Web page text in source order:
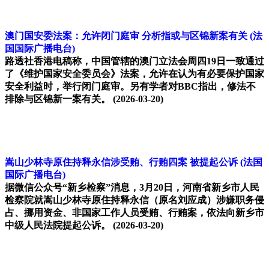
澳门国安委法案：允许闭门庭审 分析指或与区锦新案有关 (法
国国际广播电台)
路透社香港电稿称，中国管辖的澳门立法会周四19日一致通过
了《维护国家安全委员会》法案，允许在认为有必要保护国家
安全利益时，举行闭门庭审。另有学者对BBC指出，修法不
排除与区锦新一案有关。 (2026-03-20)
嵩山少林寺原住持释永信涉受贿、行贿四案 被提起公诉 (法国
国际广播电台)
据微信公众号“新乡检察”消息，3月20日，河南省新乡市人民
检察院就嵩山少林寺原住持释永信（原名刘应成）涉嫌职务侵
占、挪用资金、非国家工作人员受贿、行贿案，依法向新乡市
中级人民法院提起公诉。 (2026-03-20)